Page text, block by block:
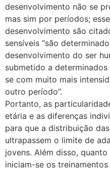
desenvolvimento não se
mas sim por períodos;
desenvolvimento são
sensíveis “são
desenvolvimento do ser
submetido a
se com muito mais
outro período”.
Portanto, as
etária e as diferenças
para que a distribuição
ultrapassem o limite de
jovens. Além disso,
iniciam-se os